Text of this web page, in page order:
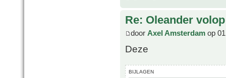
Re: Oleander
door Axel Amsterdam op
Deze
BIJLAGEN